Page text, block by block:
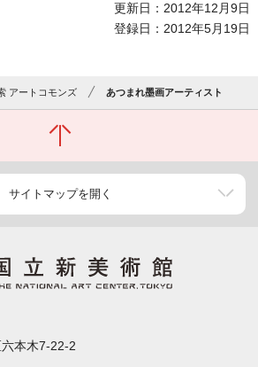
更新日：2012年12月9日
登録日：2012年5月19日
アートコモンズ あつまれ墨画アーティスト
サイトマップを開く
本木7-22-2